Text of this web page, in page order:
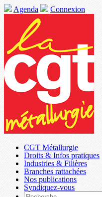
Agenda Connexion
CGT Métallurgie
Droits & Infos pratiques
Industries & Filières
Branches rattachées
Nos publications
Syndiquez-vous